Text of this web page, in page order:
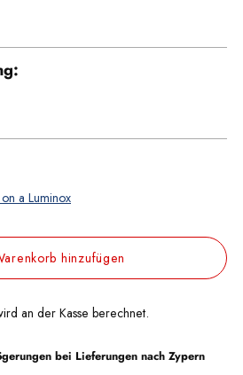
a Luminox
hinzufügen
an der Kasse berechnet.
bei Lieferungen nach Zypern